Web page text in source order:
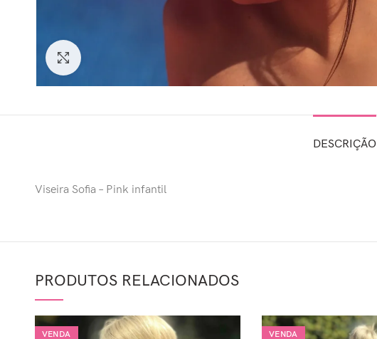
Clique para ampliar
DESCRIÇÃO
Viseira Sofia – Pink infantil
PRODUTOS RELACIONADOS
VENDA VENDA